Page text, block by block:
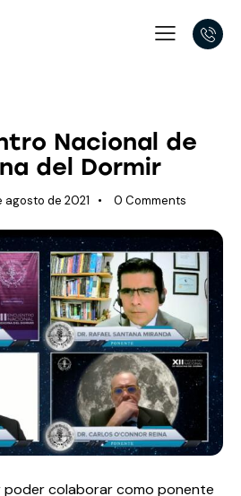
Nacional de
del Dormir
agosto de 2021 0 Comments
poder colaborar como ponente